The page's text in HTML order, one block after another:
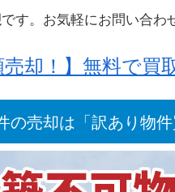
です。お気軽にお問い合わ
却！】無料で買
の売却は「訳あり物件